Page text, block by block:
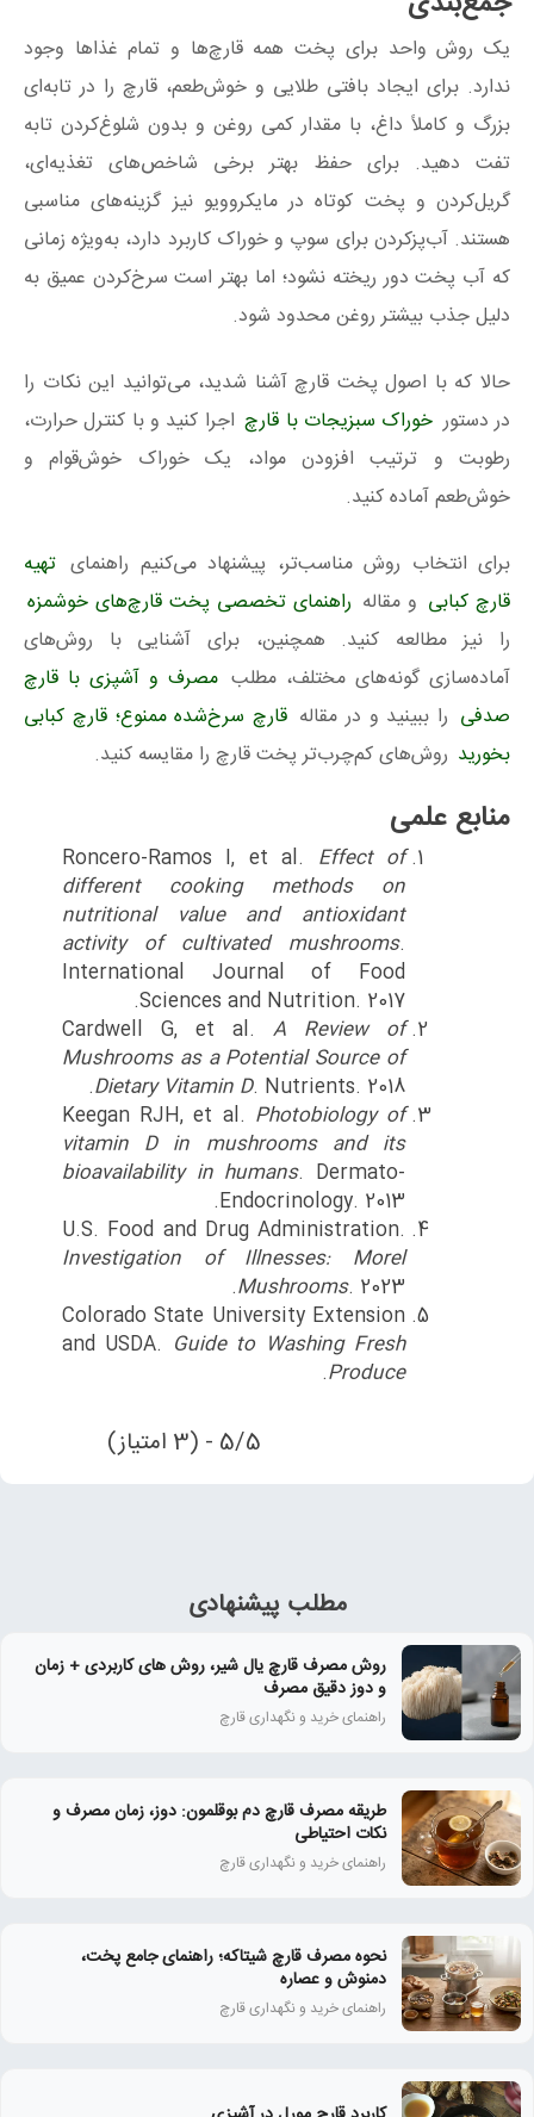
یک روش واحد برای پخت همه قارچ‌ها و تمام غذاها وجود
ندارد. برای ایجاد بافتی طلایی و خوش‌طعم، قارچ را در تابه‌ای
بزرگ و کاملاً داغ، با مقدار کمی روغن و بدون شلوغ‌کردن تابه
تفت دهید. برای حفظ بهتر برخی شاخص‌های تغذیه‌ای،
گریل‌کردن و پخت کوتاه در مایکروویو نیز گزینه‌های مناسبی
هستند. آب‌پزکردن برای سوپ و خوراک کاربرد دارد، به‌ویژه زمانی
که آب پخت دور ریخته نشود؛ اما بهتر است سرخ‌کردن عمیق به
دلیل جذب بیشتر روغن محدود شود.
حالا که با اصول پخت قارچ آشنا شدید، می‌توانید این نکات را
در دستور خوراک سبزیجات با قارچ اجرا کنید و با کنترل حرارت،
رطوبت و ترتیب افزودن مواد، یک خوراک خوش‌قوام و
خوش‌طعم آماده کنید.
برای انتخاب روش مناسب‌تر، پیشنهاد می‌کنیم راهنمای تهیه
قارچ کبابی و مقاله راهنمای تخصصی پخت قارچ‌های خوشمزه
را نیز مطالعه کنید. همچنین، برای آشنایی با روش‌های
آماده‌سازی گونه‌های مختلف، مطلب مصرف و آشپزی با قارچ
صدفی را ببینید و در مقاله قارچ سرخ‌شده ممنوع؛ قارچ کبابی
بخورید روش‌های کم‌چرب‌تر پخت قارچ را مقایسه کنید.
منابع علمی
Roncero-Ramos I, et al. Effect of
different cooking methods on
nutritional value and antioxidant
activity of cultivated mushrooms.
International Journal of Food
Sciences and Nutrition. 2017.
Cardwell G, et al. A Review of
Mushrooms as a Potential Source of
Dietary Vitamin D. Nutrients. 2018.
Keegan RJH, et al. Photobiology of
vitamin D in mushrooms and its
bioavailability in humans. Dermato-
Endocrinology. 2013.
U.S. Food and Drug Administration.
Investigation of Illnesses: Morel
Mushrooms. 2023.
Colorado State University Extension
and USDA. Guide to Washing Fresh
Produce
.
5/5 - (3 امتیاز)
مطلب پیشنهادی
روش مصرف قارچ یال شیر، روش های کاربردی + زمان
و دوز دقیق مصرف
راهنمای خرید و نگهداری قارچ
طریقه مصرف قارچ دم بوقلمون: دوز، زمان مصرف و
نکات احتیاطی
راهنمای خرید و نگهداری قارچ
نحوه مصرف قارچ شیتاکه؛ راهنمای جامع پخت،
دمنوش و عصاره
راهنمای خرید و نگهداری قارچ